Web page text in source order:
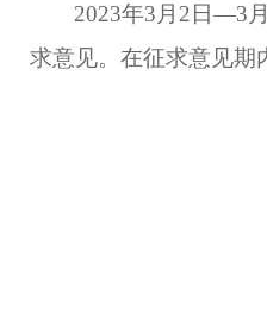
2023年3月2日—3
求意见。在征求意见期